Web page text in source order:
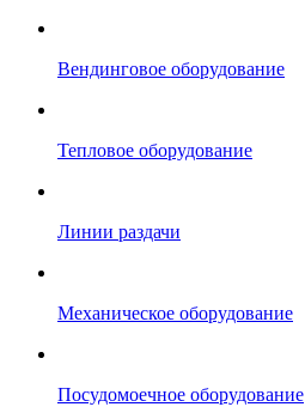
Вендинговое оборудование
Тепловое оборудование
Линии раздачи
Механическое оборудование
Посудомоечное оборудование